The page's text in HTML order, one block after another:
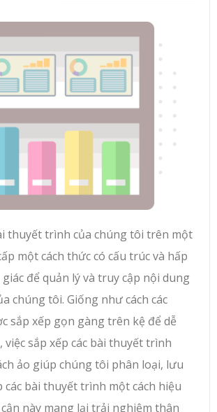
thuyết trình của chúng tôi trên một
một cách thức có cấu trúc và hấp
để quản lý và truy cập nội dung
chúng tôi. Giống như cách các
sắp xếp gọn gàng trên kệ để dễ
việc sắp xếp các bài thuyết trình
ảo giúp chúng tôi phân loại, lưu
các bài thuyết trình một cách hiệu
này mang lại trải nghiệm thân